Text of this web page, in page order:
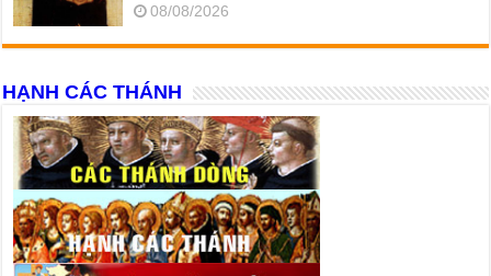
08/08/2026
HẠNH CÁC THÁNH